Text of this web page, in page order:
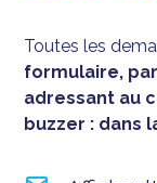
Toutes les
formulaire,
adressant au
buzzer : dans